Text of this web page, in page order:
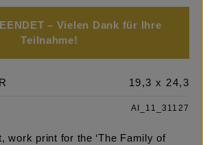
– Vielen Dank für Ihre
Teilnahme!
19,3 x 24,3
AI_11_31127
work print for the ‘The Family of